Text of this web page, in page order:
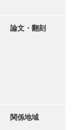
厳島
厳島
論文・翻刻
関係地域